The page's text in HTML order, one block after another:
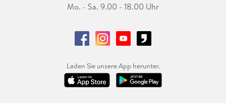
Mo. - Sa. 9.00 - 18.00 Uhr
Laden Sie unsere App herunter.